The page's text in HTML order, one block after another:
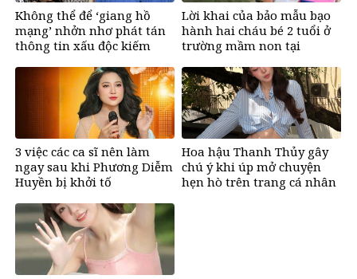
Không thể để ‘giang hồ
mạng’ nhởn nhơ phát tán
thông tin xấu độc kiếm
Lời khai của bảo mẫu bạo
hành hai cháu bé 2 tuổi ở
trường mầm non tại
3 việc các ca sĩ nên làm
ngay sau khi Phương Diễm
Huyền bị khởi tố
Hoa hậu Thanh Thủy gây
chú ý khi úp mở chuyện
hẹn hò trên trang cá nhân